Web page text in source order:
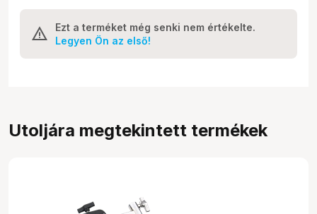
Ezt a terméket még senki nem értékelte.
Legyen Ön az első!
Utoljára megtekintett termékek